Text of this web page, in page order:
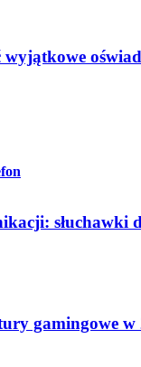
słuchawki
gamingowe w